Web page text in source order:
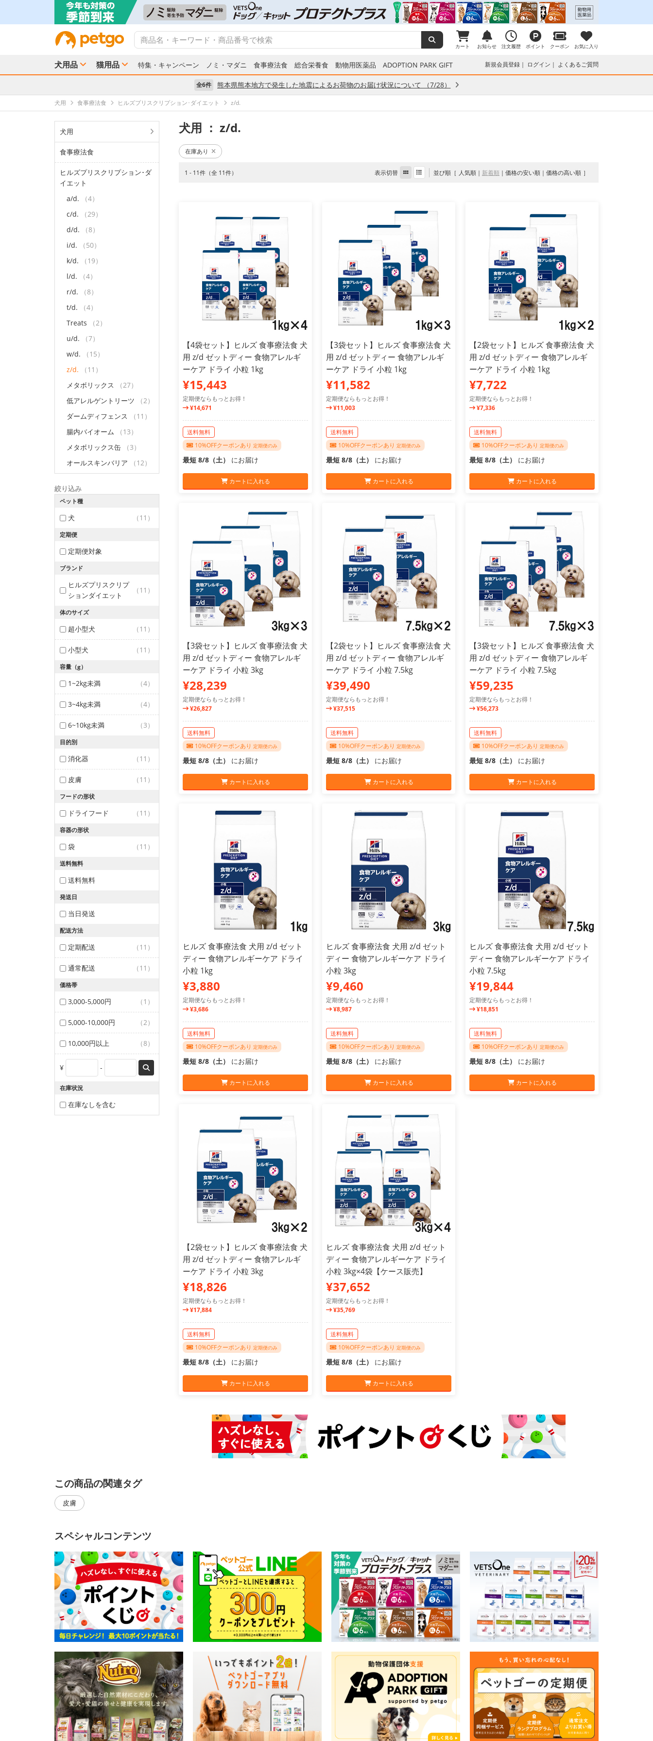
カート お知らせ 注文履歴 ポイント クーポン お気に入り
犬用品 猫用品 特集・キャンペーン ノミ・マダニ 食事療法食 総合栄養食 動物用医薬品 ADOPTION PARK GIFT 新規会員登録 ログイン よくあるご質問
全6件 熊本県熊本地方で発生した地震によるお荷物のお届け状況について （7/28）
犬用 食事療法食 ヒルズプリスクリプション･ダイエット z/d.
犬用
食事療法食
ヒルズプリスクリプション･ダ
イエット
a/d.
（4）
c/d.
（29）
d/d.
（8）
i/d.
（50）
k/d.
（19）
l/d.
（4）
r/d.
（8）
t/d.
（4）
Treats
（2）
u/d.
（7）
w/d.
（15）
z/d.
（11）
メタボリックス
（27）
低アレルゲントリーツ
（2）
ダームディフェンス
（11）
腸内バイオーム
（13）
メタボリックス缶
（3）
オールスキンバリア
（12）
絞り込み
ペット種
犬 （11）
定期便
定期便対象
ブランド
ヒルズプリスクリプ
ションダイエット
（11）
体のサイズ
超小型犬 （11）
小型犬 （11）
容量（g）
1~2kg未満 （4）
3~4kg未満 （4）
6~10kg未満 （3）
目的別
消化器 （11）
皮膚 （11）
フードの形状
ドライフード （11）
容器の形状
袋 （11）
送料無料
送料無料
発送日
当日発送
配送方法
定期配送 （11）
通常配送 （11）
価格帯
3,000-5,000円 （1）
5,000-10,000円 （2）
10,000円以上 （8）
¥ -
在庫状況
在庫なしを含む
犬用 ： z/d.
在庫あり
1 - 11件（全 11件） 表示切替 並び順 人気順 新着順 価格の安い順 価格の高い順
【4袋セット】ヒルズ 食事療法食 犬
用 z/d ゼットディー 食物アレルギ
ーケア ドライ 小粒 1kg
¥15,443
定期便ならもっとお得！
¥14,671
送料無料
10%OFFクーポンあり 定期便のみ
最短 8/8（土） にお届け
カートに入れる
【3袋セット】ヒルズ 食事療法食 犬
用 z/d ゼットディー 食物アレルギ
ーケア ドライ 小粒 1kg
¥11,582
定期便ならもっとお得！
¥11,003
送料無料
10%OFFクーポンあり 定期便のみ
最短 8/8（土） にお届け
カートに入れる
【2袋セット】ヒルズ 食事療法食 犬
用 z/d ゼットディー 食物アレルギ
ーケア ドライ 小粒 1kg
¥7,722
定期便ならもっとお得！
¥7,336
送料無料
10%OFFクーポンあり 定期便のみ
最短 8/8（土） にお届け
カートに入れる
【3袋セット】ヒルズ 食事療法食 犬
用 z/d ゼットディー 食物アレルギ
ーケア ドライ 小粒 3kg
¥28,239
定期便ならもっとお得！
¥26,827
送料無料
10%OFFクーポンあり 定期便のみ
最短 8/8（土） にお届け
カートに入れる
【2袋セット】ヒルズ 食事療法食 犬
用 z/d ゼットディー 食物アレルギ
ーケア ドライ 小粒 7.5kg
¥39,490
定期便ならもっとお得！
¥37,515
送料無料
10%OFFクーポンあり 定期便のみ
最短 8/8（土） にお届け
カートに入れる
【3袋セット】ヒルズ 食事療法食 犬
用 z/d ゼットディー 食物アレルギ
ーケア ドライ 小粒 7.5kg
¥59,235
定期便ならもっとお得！
¥56,273
送料無料
10%OFFクーポンあり 定期便のみ
最短 8/8（土） にお届け
カートに入れる
ヒルズ 食事療法食 犬用 z/d ゼット
ディー 食物アレルギーケア ドライ
小粒 1kg
¥3,880
定期便ならもっとお得！
¥3,686
送料無料
10%OFFクーポンあり 定期便のみ
最短 8/8（土） にお届け
カートに入れる
ヒルズ 食事療法食 犬用 z/d ゼット
ディー 食物アレルギーケア ドライ
小粒 3kg
¥9,460
定期便ならもっとお得！
¥8,987
送料無料
10%OFFクーポンあり 定期便のみ
最短 8/8（土） にお届け
カートに入れる
ヒルズ 食事療法食 犬用 z/d ゼット
ディー 食物アレルギーケア ドライ
小粒 7.5kg
¥19,844
定期便ならもっとお得！
¥18,851
送料無料
10%OFFクーポンあり 定期便のみ
最短 8/8（土） にお届け
カートに入れる
【2袋セット】ヒルズ 食事療法食 犬
用 z/d ゼットディー 食物アレルギ
ーケア ドライ 小粒 3kg
¥18,826
定期便ならもっとお得！
¥17,884
送料無料
10%OFFクーポンあり 定期便のみ
最短 8/8（土） にお届け
カートに入れる
ヒルズ 食事療法食 犬用 z/d ゼット
ディー 食物アレルギーケア ドライ
小粒 3kg×4袋【ケース販売】
¥37,652
定期便ならもっとお得！
¥35,769
送料無料
10%OFFクーポンあり 定期便のみ
最短 8/8（土） にお届け
カートに入れる
この商品の関連タグ
皮膚
スペシャルコンテンツ